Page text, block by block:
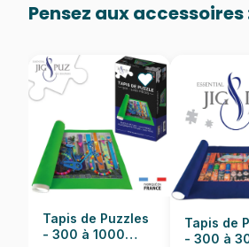
EAN
Nombre de pièces 1000
Dimensions 68 x 48
Pensez aux accessoires
Tapis de Puzzles
- 300 à 1000
Tapis de
- 300 à